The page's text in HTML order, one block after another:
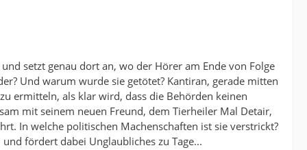
setzt genau dort an, wo der Hörer am Ende von Folge
Und warum wurde sie getötet? Kantiran, gerade mitten
ermitteln, als klar wird, dass die Behörden keinen
mit seinem neuen Freund, dem Tierheiler Mal Detair,
In welche politischen Machenschaften ist sie verstrickt?
fördert dabei Unglaubliches zu Tage...